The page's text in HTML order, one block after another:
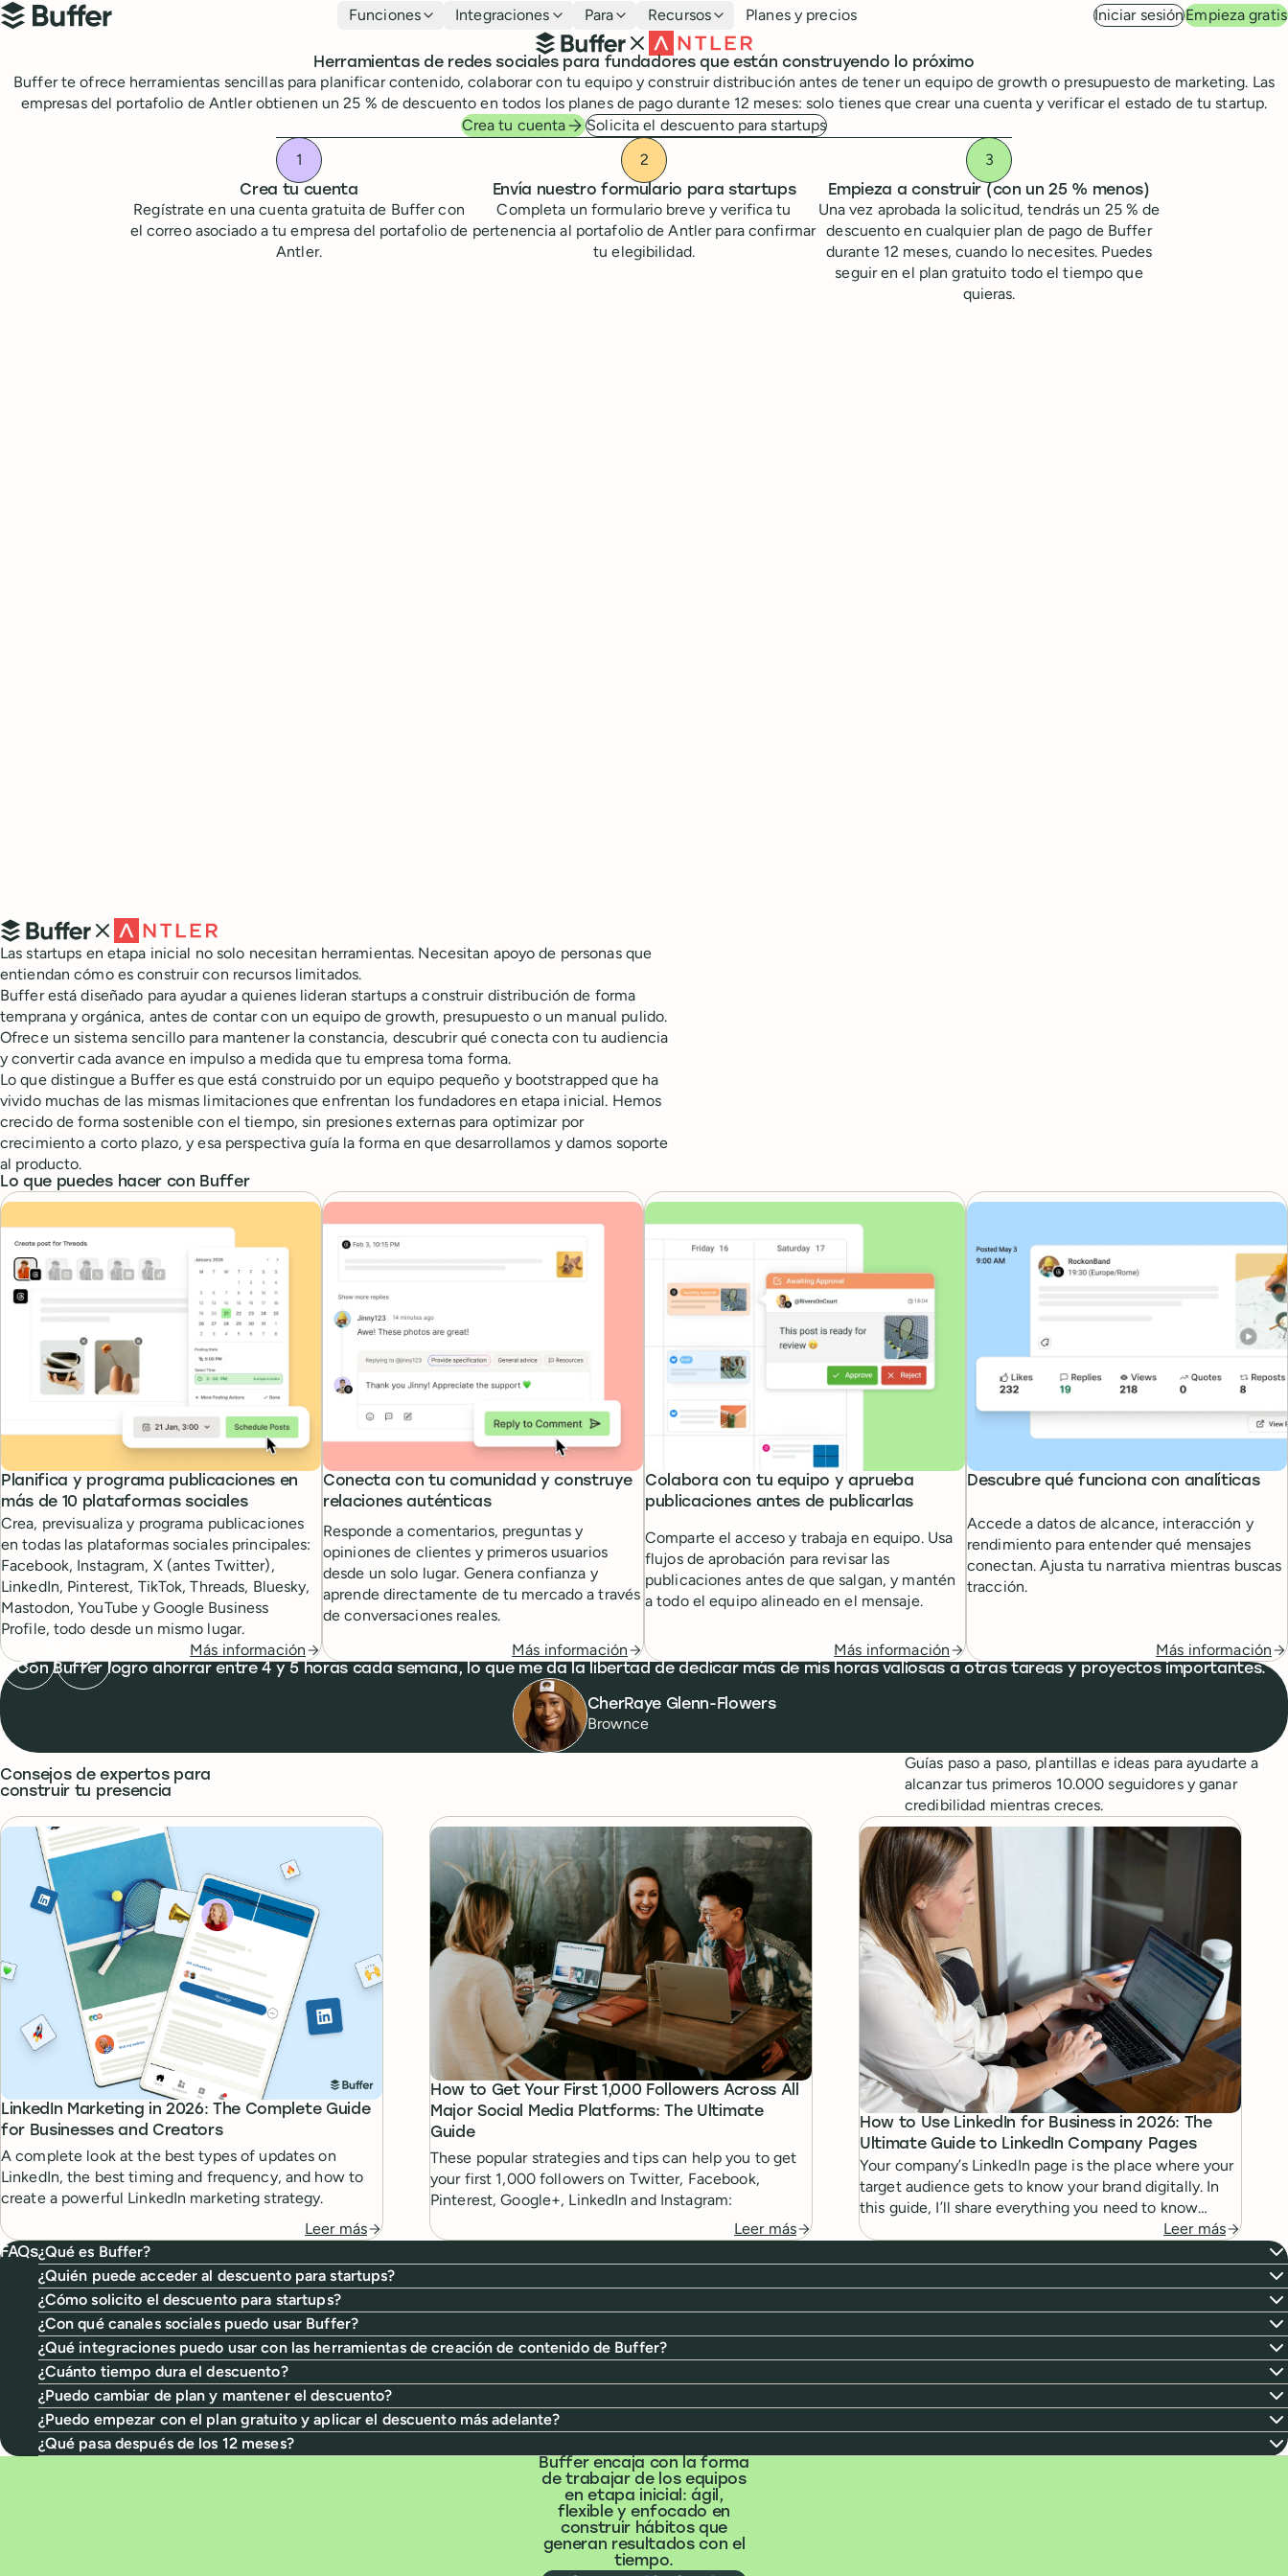
Navegación principal
Buffer
Funciones Integraciones Para Recursos Planes y precios Iniciar sesiónEmpieza gratis
Buffer y Antler
Herramientas de redes sociales para fundadores que están construyendo lo próximo
Buffer te ofrece herramientas sencillas para planificar contenido, colaborar con tu equipo y construir distribución antes de tener un equipo de growth o presupuesto de marketing. Las
empresas del portafolio de Antler obtienen un 25 % de descuento en todos los planes de pago durante 12 meses: solo tienes que crear una cuenta y verificar el estado de tu startup.
Crea tu cuenta
Solicita el descuento para startups
Cómo conseguir tu descuento de startup de Antler
Crea tu cuenta
Regístrate en una cuenta gratuita de Buffer con
el correo asociado a tu empresa del portafolio de
Antler.
Envía nuestro formulario para startups
Completa un formulario breve y verifica tu
pertenencia al portafolio de Antler para confirmar
tu elegibilidad.
Empieza a construir (con un 25 % menos)
Una vez aprobada la solicitud, tendrás un 25 % de
descuento en cualquier plan de pago de Buffer
durante 12 meses, cuando lo necesites. Puedes
seguir en el plan gratuito todo el tiempo que
quieras.
¿Qué es Buffer?
Las startups en etapa inicial no solo necesitan herramientas. Necesitan apoyo de personas que
entiendan cómo es construir con recursos limitados.
Buffer está diseñado para ayudar a quienes lideran startups a construir distribución de forma
temprana y orgánica, antes de contar con un equipo de growth, presupuesto o un manual pulido.
Ofrece un sistema sencillo para mantener la constancia, descubrir qué conecta con tu audiencia
y convertir cada avance en impulso a medida que tu empresa toma forma.
Lo que distingue a Buffer es que está construido por un equipo pequeño y bootstrapped que ha
vivido muchas de las mismas limitaciones que enfrentan los fundadores en etapa inicial. Hemos
crecido de forma sostenible con el tiempo, sin presiones externas para optimizar por
crecimiento a corto plazo, y esa perspectiva guía la forma en que desarrollamos y damos soporte
al producto.
Lo que puedes hacer con Buffer
Planifica y programa publicaciones en
más de 10 plataformas sociales
Crea, previsualiza y programa publicaciones
en todas las plataformas sociales principales:
Facebook, Instagram, X (antes Twitter),
LinkedIn, Pinterest, TikTok, Threads, Bluesky,
Mastodon, YouTube y Google Business
Profile, todo desde un mismo lugar.
Más información
Conecta con tu comunidad y construye
relaciones auténticas
Responde a comentarios, preguntas y
opiniones de clientes y primeros usuarios
desde un solo lugar. Genera confianza y
aprende directamente de tu mercado a través
de conversaciones reales.
Más información
Colabora con tu equipo y aprueba
publicaciones antes de publicarlas
Comparte el acceso y trabaja en equipo. Usa
flujos de aprobación para revisar las
publicaciones antes de que salgan, y mantén
a todo el equipo alineado en el mensaje.
Más información
Descubre qué funciona con analíticas
Accede a datos de alcance, interacción y
rendimiento para entender qué mensajes
conectan. Ajusta tu narrativa mientras buscas
tracción.
Más información
What people are saying
Con Buffer logro ahorrar entre 4 y 5 horas cada semana, lo que me da la libertad de dedicar más de mis horas valiosas a otras tareas y proyectos importantes.
CherRaye Glenn-Flowers
Brownce
Previous testimonial
Next testimonial
Consejos de expertos para
construir tu presencia
Guías paso a paso, plantillas e ideas para ayudarte a
alcanzar tus primeros 10.000 seguidores y ganar
credibilidad mientras creces.
LinkedIn Marketing in 2026: The Complete Guide
for Businesses and Creators
A complete look at the best types of updates on
LinkedIn, the best timing and frequency, and how to
create a powerful LinkedIn marketing strategy.
Leer más
How to Get Your First 1,000 Followers Across All
Major Social Media Platforms: The Ultimate
Guide
These popular strategies and tips can help you to get
your first 1,000 followers on Twitter, Facebook,
Pinterest, Google+, LinkedIn and Instagram:
Leer más
How to Use LinkedIn for Business in 2026: The
Ultimate Guide to LinkedIn Company Pages
Your company’s LinkedIn page is the place where your
target audience gets to know your brand digitally. In
this guide, I’ll share everything you need to know
about creating and using them effectively.
Leer más
FAQs¿Qué es Buffer?
¿Quién puede acceder al descuento para startups?
¿Cómo solicito el descuento para startups?
¿Con qué canales sociales puedo usar Buffer?
¿Qué integraciones puedo usar con las herramientas de creación de contenido de Buffer?
¿Cuánto tiempo dura el descuento?
¿Puedo cambiar de plan y mantener el descuento?
¿Puedo empezar con el plan gratuito y aplicar el descuento más adelante?
¿Qué pasa después de los 12 meses?
Buffer encaja con la forma
de trabajar de los equipos
en etapa inicial: ágil,
flexible y enfocado en
construir hábitos que
generan resultados con el
tiempo.